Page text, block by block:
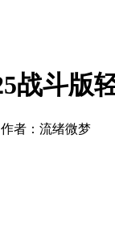
战斗版
作者：流绪微梦